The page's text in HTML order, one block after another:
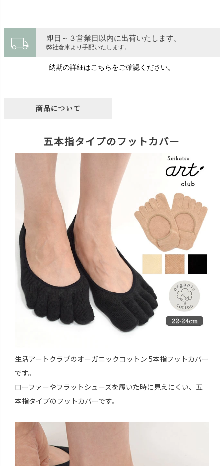
local_shipping 即日～３営業日以内に出荷いたします。
弊社倉庫より手配いたします。
納期の詳細はこちらをご確認ください。
商品について
五本指タイプのフットカバー
生活アートクラブのオーガニックコットン 5本指フットカバー
です。
ローファーやフラットシューズを履いた時に見えにくい、五
本指タイプのフットカバーです。